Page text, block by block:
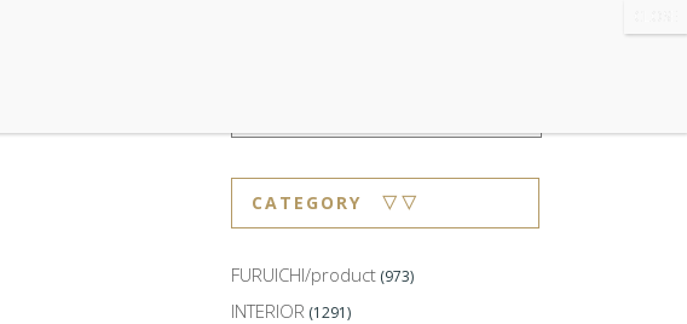
CATEGORY ▽▽
FURUICHI/product (973)
INTERIOR (1291)